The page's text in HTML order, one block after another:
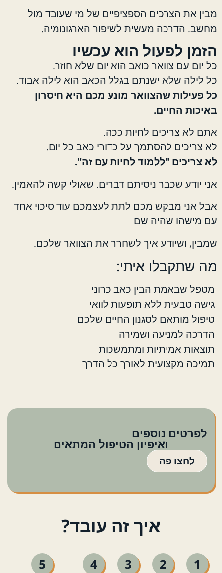
מבין את הצרכים הספציפיים של מי שעובד מול
מחשב. הדרכה מעשית לשיפור הארגונומיה.
הזמן לפעול הוא עכשיו
כל יום עם צוואר כואב הוא יום שלא חוזר.
כל לילה שלא ישנתם בגלל הכאב הוא לילה אבוד.
כל פעילות שהצוואר מונע מכם היא חיסרון
באיכות החיים.
אתם לא צריכים לחיות ככה.
לא צריכים להסתמך על כדורי כאב כל יום.
לא צריכים "ללמוד לחיות עם זה".
אני יודע שכבר ניסיתם דברים. שאולי קשה להאמין.
אבל אני מבקש מכם לתת לעצמכם עוד סיכוי אחד
עם מישהו שהיה שם
שמבין, ושיודע איך לשחרר את הצוואר שלכם.
מה שתקבלו איתי:
מטפל שבאמת הבין כאב כרוני
גישה טבעית ללא תופעות לוואי
טיפול מותאם לסגנון החיים שלכם
הדרכה למניעה ושמירה
תוצאות אמיתיות ומתמשכות
תמיכה מקצועית לאורך כל הדרך
לפרטים נוספים
ואיפיון הטיפול המתאים
לחצו פה
איך זה עובד?
1
2
3
4
5